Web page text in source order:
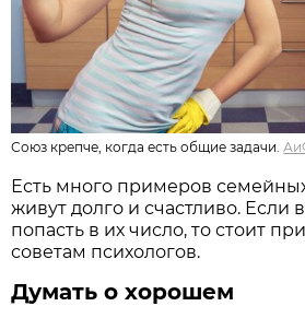
Союз крепче, когда есть общие задачи.
Есть много примеров
живут долго и счастливо. Если
попасть в их число, то стоит
советам психологов.
Думать о хорошем